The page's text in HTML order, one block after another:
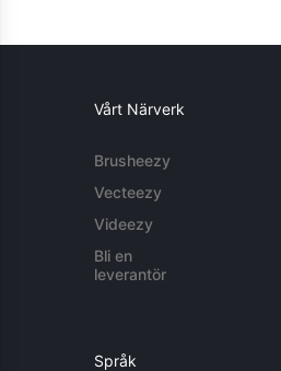
Vårt Närverk
Brusheezy
Vecteezy
Videezy
Bli en
leverantör
Språk